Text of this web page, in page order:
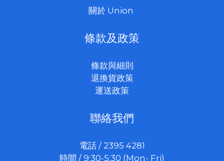
關於 Union
條款及政策
條款與細則
退換貨政策
運送政策
聯絡我們
電話 / 2395 4281
時間 / 9:30-5:30 (Mon- Fri)